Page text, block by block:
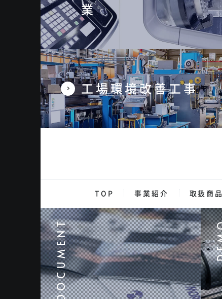
業
工場環境改善工事
TOP 事業紹介 取扱商品